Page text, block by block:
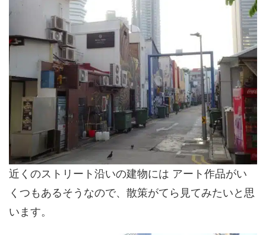
近くのストリート沿いの建物には アート作品がい
くつもあるそうなので、散策がてら見てみたいと思
います。